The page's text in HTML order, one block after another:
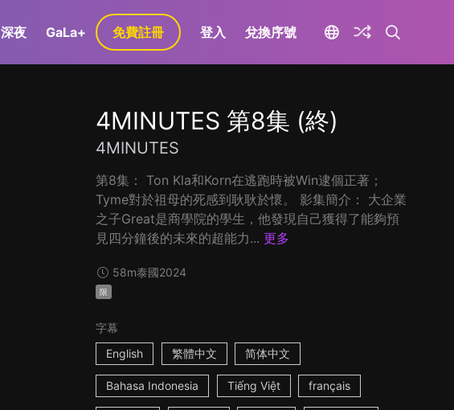
深夜 GaLa+ 免費註冊 登入 兌換序號
4MINUTES 第8集 (終)
4MINUTES
第8集： Ton Kla和Korn在逃跑時被Win逮個正著；
Tyme對於祖母的死感到耿耿於懷。 影集簡介： 大企業
之子Great是商學院的學生，他發現自己獲得了能夠預
見四分鐘後的未來的超能力... 更多
58m泰國2024
限
字幕
English
繁體中文 简体中文
Bahasa Indonesia Tiếng Việt français